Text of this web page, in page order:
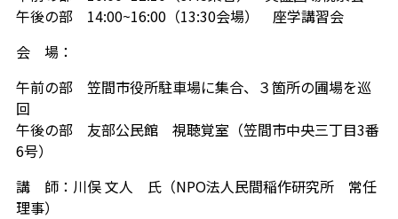
午後の部 14:00~16:00（13:30会場） 座学講習会
会 場：
午前の部 笠間市役所駐車場に集合、３箇所の圃場を巡
回
午後の部 友部公民館 視聴覚室（笠間市中央三丁目3番
6号）
講 師：川俣 文人 氏（NPO法人民間稲作研究所 常任
理事）